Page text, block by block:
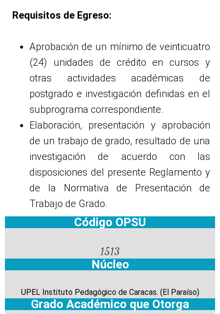
Requisitos de Egreso:
Aprobación de un mínimo de veinticuatro
(24) unidades de crédito en cursos y
otras actividades académicas de
postgrado e investigación definidas en el
subprograma correspondiente.
Elaboración, presentación y aprobación
de un trabajo de grado, resultado de una
investigación de acuerdo con las
disposiciones del presente Reglamento y
de la Normativa de Presentación de
Trabajo de Grado.
Código OPSU
1513
Núcleo
UPEL Instituto Pedagógico de Caracas. (El Paraíso)
Grado Académico que Otorga